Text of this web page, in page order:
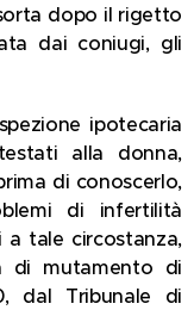
dopo il rigetto
dai coniugi, gli
ipotecaria
alla donna,
di conoscerlo,
di infertilità
tale circostanza,
di mutamento di
dal Tribunale di